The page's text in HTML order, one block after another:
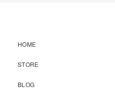
HOME
STORE
BLOG